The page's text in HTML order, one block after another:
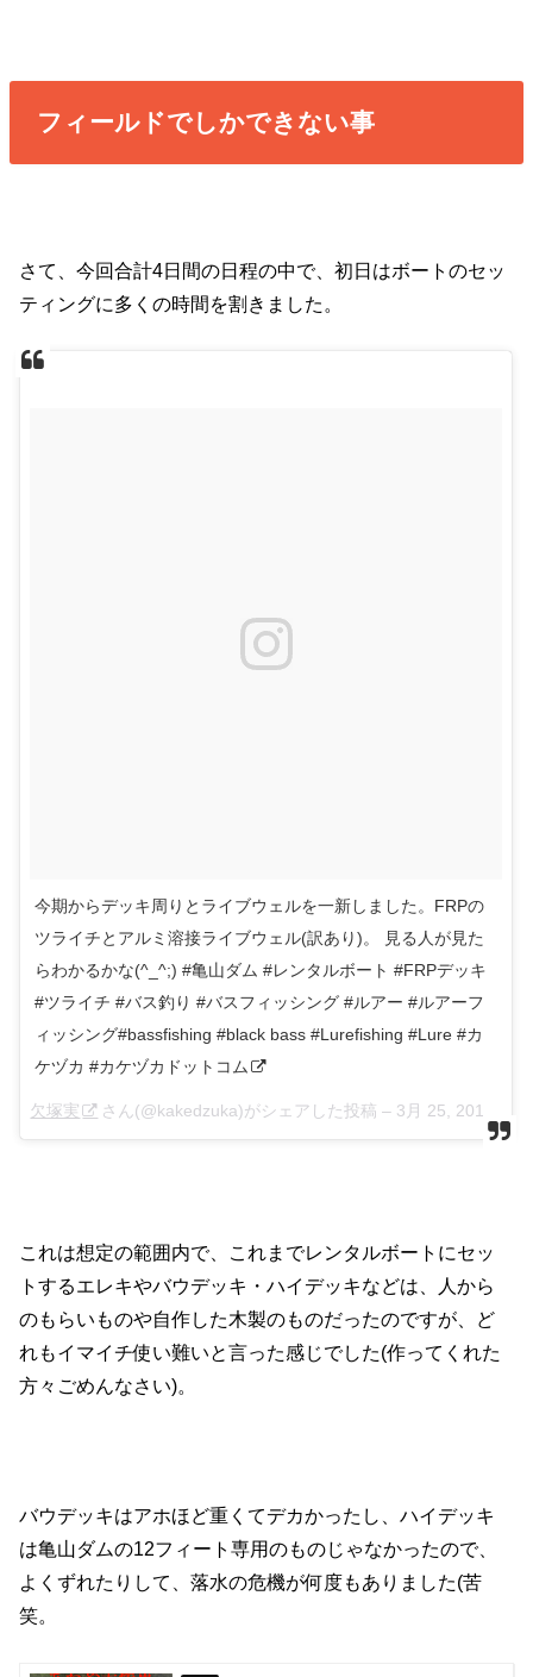
フィールドでしかできない事
さて、今回合計4日間の日程の中で、初日はボートのセッ
ティングに多くの時間を割きました。
今期からデッキ周りとライブウェルを一新しました。FRPの
ツライチとアルミ溶接ライブウェル(訳あり)。 見る人が見た
らわかるかな(^_^;) #亀山ダム #レンタルボート #FRPデッキ
#ツライチ #バス釣り #バスフィッシング #ルアー #ルアーフ
ィッシング#bassfishing #black bass #Lurefishing #Lure #カ
ケヅカ #カケヅカドットコム
欠塚実 さん(@kakedzuka)がシェアした投稿 – 3月 25, 2018 at 2:16午前 PDT
これは想定の範囲内で、これまでレンタルボートにセッ
トするエレキやバウデッキ・ハイデッキなどは、人から
のもらいものや自作した木製のものだったのですが、ど
れもイマイチ使い難いと言った感じでした(作ってくれた
方々ごめんなさい)。
バウデッキはアホほど重くてデカかったし、ハイデッキ
は亀山ダムの12フィート専用のものじゃなかったので、
よくずれたりして、落水の危機が何度もありました(苦
笑。